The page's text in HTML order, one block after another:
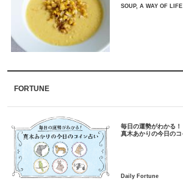
SOUP, A WAY OF LIFE
FORTUNE
毎日の運勢がわかる！